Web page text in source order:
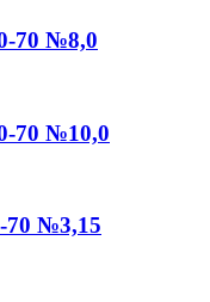
70 №8,0
70 №10,0
70 №3,15